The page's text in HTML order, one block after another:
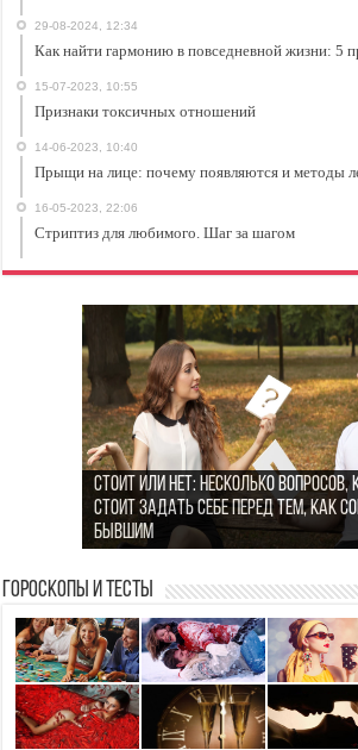
29-08-2024, 12:34
Как найти гармонию в повседневной жизни: 5
15-07-2023, 10:55
Признаки токсичных отношений
14-06-2023, 10:40
Прыщи на лице: почему появляются и методы
16-05-2023, 22:06
Стриптиз для любимого. Шаг за шагом
MansMag.ru: стиль, технологии и
для современных мужчин
Стоит или нет: Несколько вопросов,
стоит задать себе перед тем, как
бывшим
Как найти гармонию в повседневной
простых шагов
Признаки токсичных отношений
Гороскопы и Тесты